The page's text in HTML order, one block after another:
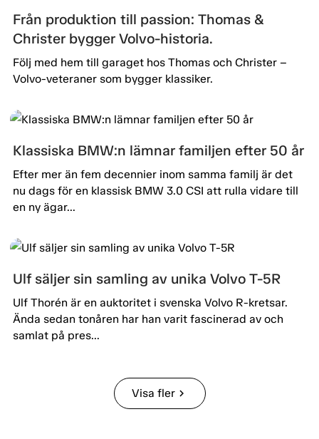
Från produktion till passion: Thomas &
Christer bygger Volvo-historia.
Följ med hem till garaget hos Thomas och Christer –
Volvo-veteraner som bygger klassiker.
Klassiska BMW:n lämnar familjen efter 50 år
Efter mer än fem decennier inom samma familj är det
nu dags för en klassisk BMW 3.0 CSI att rulla vidare till
en ny ägar...
Ulf säljer sin samling av unika Volvo T-5R
Ulf Thorén är en auktoritet i svenska Volvo R-kretsar.
Ända sedan tonåren har han varit fascinerad av och
samlat på pres...
Visa flerchevron_right